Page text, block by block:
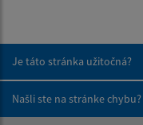
Je táto stránka užitočná?
Našli ste na stránke chybu?